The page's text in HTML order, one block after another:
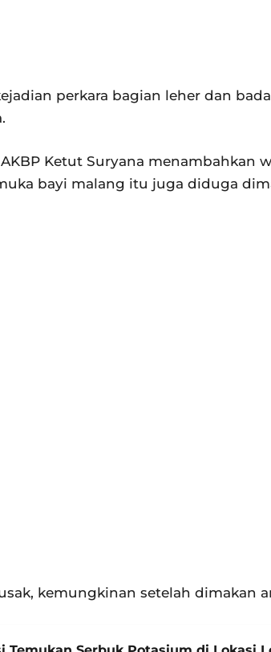
perkara bagian leher dan
Ketut Suryana menambahkan
bayi malang itu juga diduga
kemungkinan setelah dimakan